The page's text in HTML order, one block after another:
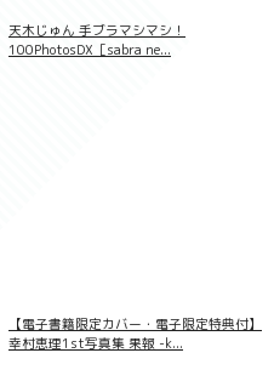
天木じゅん 手ブラマシマシ！
100PhotosDX［sabra ne...
【電子書籍限定カバー・電子限定特典付】
幸村恵理1st写真集 果報 -k...